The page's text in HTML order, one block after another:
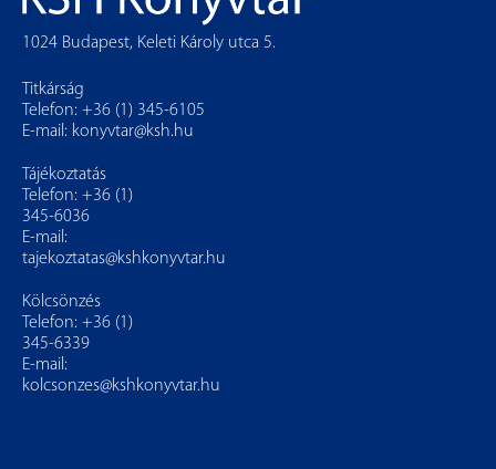
1024 Budapest, Keleti Károly utca 5.
Titkárság
Telefon: +36 (1) 345-6105
E-mail: konyvtar@ksh.hu
Tájékoztatás
Telefon: +36 (1)
345-6036
E-mail:
tajekoztatas@kshkonyvtar.hu
Kölcsönzés
Telefon: +36 (1)
345-6339
E-mail:
kolcsonzes@kshkonyvtar.hu